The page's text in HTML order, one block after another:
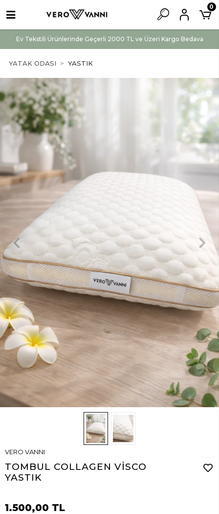
Ev Tekstili Ürünlerinde Geçerli 2000 TL ve Üzeri Kargo Bedava
0
YATAK ODASI YASTIK
VERO VANNI
TOMBUL COLLAGEN VİSCO
YASTIK
1.500,00 TL